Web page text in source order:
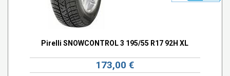
Pirelli SNOWCONTROL 3 195/55 R17 92H XL
173,00 €